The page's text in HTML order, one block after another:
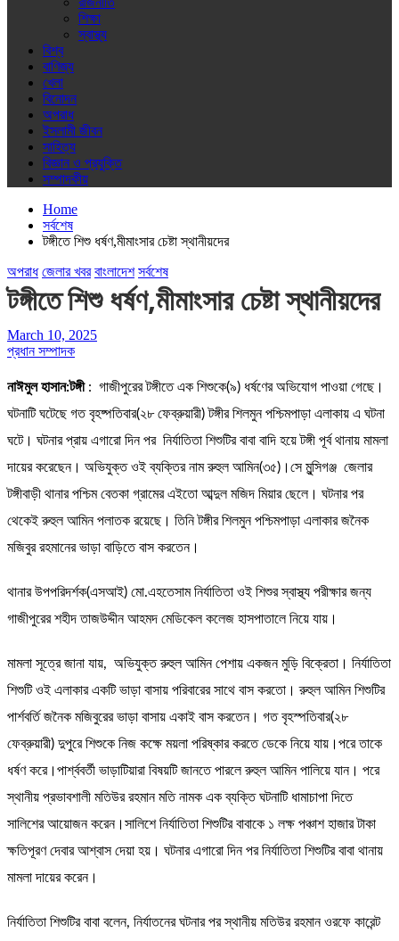
শিক্ষা
স্বাস্থ্য
বিশ্ব
বাণিজ্য
খেলা
বিনোদন
অপরাধ
ইসলামী জীবন
সাহিত্য
বিজ্ঞান ও প্রযুক্তি
সম্পাদকীয়
Home
সর্বশেষ
টঙ্গীতে শিশু ধর্ষণ,মীমাংসার চেষ্টা স্থানীয়দের
অপরাধ জেলার খবর বাংলাদেশ সর্বশেষ
টঙ্গীতে শিশু ধর্ষণ,মীমাংসার চেষ্টা স্থানীয়দের
March 10, 2025
প্রধান সম্পাদক
নাঈমুল হাসান:টঙ্গী: গাজীপুরের টঙ্গীতে এক শিশুকে(৯) ধর্ষণের অভিযোগ পাওয়া গেছে।
ঘটনাটি ঘটেছে গত বৃহষ্পতিবার(২৮ ফেব্রুয়ারী) টঙ্গীর শিলমুন পশ্চিমপাড়া এলাকায় এ ঘটনা
ঘটে। ঘটনার প্রায় এগারো দিন পর নির্যাতিতা শিশুটির বাবা বাদি হয়ে টঙ্গী পূর্ব থানায় মামলা
দায়ের করেছেন। অভিযুক্ত ওই ব্যক্তির নাম রুহুল আমিন(৩৫)।সে মুন্সিগঞ্জ জেলার
টঙ্গীবাড়ী থানার পশ্চিম বেতকা গ্রামের এইতো আব্দুল মজিদ মিয়ার ছেলে। ঘটনার পর
থেকেই রুহুল আমিন পলাতক রয়েছে। তিনি টঙ্গীর শিলমুন পশ্চিমপাড়া এলাকার জনৈক
মজিবুর রহমানের ভাড়া বাড়িতে বাস করতেন।
থানার উপপরিদর্শক(এসআই) মো.এহতেসাম নির্যাতিতা ওই শিশুর স্বাস্থ্য পরীক্ষার জন্য
গাজীপুরের শহীদ তাজউদ্দীন আহমদ মেডিকেল কলেজ হাসপাতালে নিয়ে যায়।
মামলা সূত্রে জানা যায়, অভিযুক্ত রুহুল আমিন পেশায় একজন মুড়ি বিক্রেতা। নির্যাতিতা
শিশুটি ওই এলাকার একটি ভাড়া বাসায় পরিবারের সাথে বাস করতো। রুহুল আমিন শিশুটির
পার্শবর্তি জনৈক মজিবুরের ভাড়া বাসায় একাই বাস করতেন। গত বৃহস্পতিবার(২৮
ফেব্রুয়ারী) দুপুরে শিশুকে নিজ কক্ষে ময়লা পরিষ্কার করতে ডেকে নিয়ে যায়।পরে তাকে
ধর্ষণ করে।পার্শ্ববর্তী ভাড়াটিয়ারা বিষয়টি জানতে পারলে রুহুল আমিন পালিয়ে যান। পরে
স্থানীয় প্রভাবশালী মতিউর রহমান মতি নামক এক ব্যক্তি ঘটনাটি ধামাচাপা দিতে
সালিশের আয়োজন করেন।সালিশে নির্যাতিতা শিশুটির বাবাকে ১ লক্ষ পঞ্চাশ হাজার টাকা
ক্ষতিপূরণ দেবার আশ্বাস দেয়া হয়। ঘটনার এগারো দিন পর নির্যাতিতা শিশুটির বাবা থানায়
মামলা দায়ের করেন।
নির্যাতিতা শিশুটির বাবা বলেন, নির্যাতনের ঘটনার পর স্থানীয় মতিউর রহমান ওরফে কারেন্ট